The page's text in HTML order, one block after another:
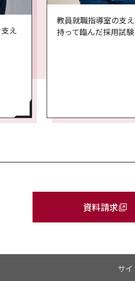
え
教員就職指導室の支
持って臨んだ採用試験
資料請求
サ